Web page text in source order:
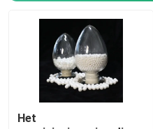
Het